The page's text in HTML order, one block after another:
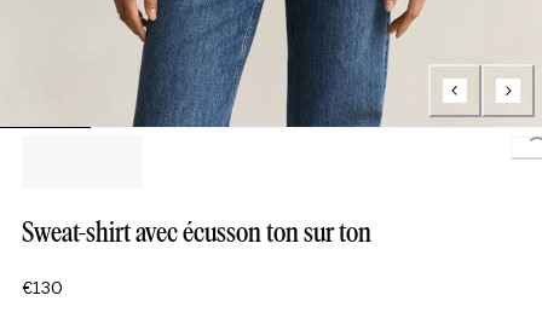
Sweat-shirt avec écusson ton sur ton
€130